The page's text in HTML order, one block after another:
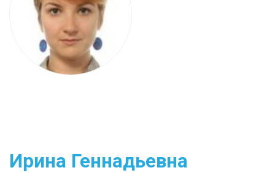
Ирина Геннадьевна